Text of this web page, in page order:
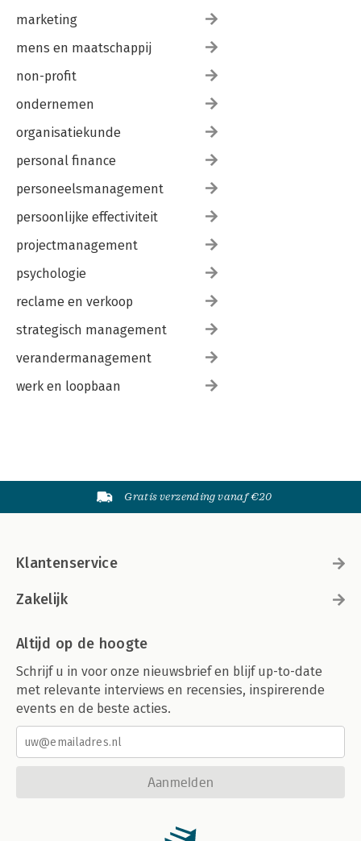
marketing
mens en maatschappij
non-profit
ondernemen
organisatiekunde
personal finance
personeelsmanagement
persoonlijke effectiviteit
projectmanagement
psychologie
reclame en verkoop
strategisch management
verandermanagement
werk en loopbaan
Gratis verzending vanaf €20
Klantenservice
Zakelijk
Altijd op de hoogte
Schrijf u in voor onze nieuwsbrief en blijf up-to-date
met relevante interviews en recensies, inspirerende
events en de beste acties.
Aanmelden